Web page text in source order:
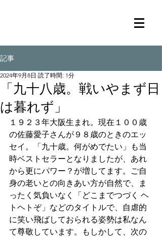
記事
「九十八歳。戦いやまず日
は暮れず」
2024年9月8日 読了時間: 1分
１９２３年大阪生まれ。現在１００歳
の佐藤愛子さんが９８歳のときのエッ
セイ。「九十歳。何がめでたい」も当
時ベストセラーとなりましたが、あれ
から更にパワー？が増してます。ご自
身の老いとの向きあい方が自然で、ま
ったく気負いなく「どこまでつづく ヘ
トヘトぞ」などのタイトルで、自虐的
に笑い飛ばしておられる姿勢は私なん
て尊敬しています。もしかして、次の